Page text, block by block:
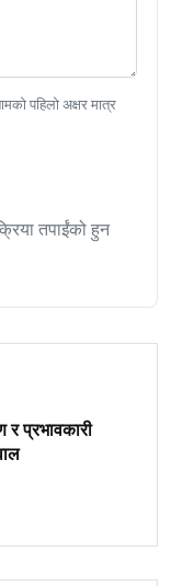
पहिलो अक्षर मात्र
तपाईंको हुन
र प्रभावकारी